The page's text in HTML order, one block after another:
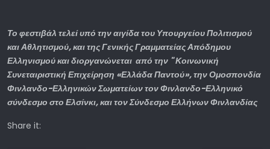
Το φεστιβάλ τελεί υπό την αιγίδα του Υπουργείου Πολιτισμού
και Αθλητισμού, και της Γενικής Γραμματείας Απόδημου
Ελληνισμού και διοργανώνεται από την " Κοινωνική
Συνεταιριστική Επιχείρηση «Ελλάδα Παντού», την Ομοσπονδία
Φινλανδο-Ελληνικών Σωματείων τον Φινλανδο-Ελληνικό
σύνδεσμο στο Ελσίνκι, και τον Σύνδεσμο Ελλήνων Φινλανδίας
Share it: